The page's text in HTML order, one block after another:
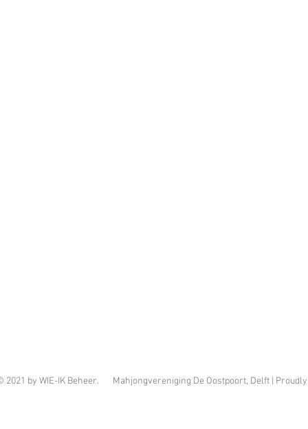
2021 by WIE-IK Beheer. Mahjongvereniging De Oostpoort, Delft |